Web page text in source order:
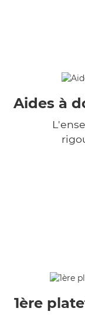
Aides à
1ère